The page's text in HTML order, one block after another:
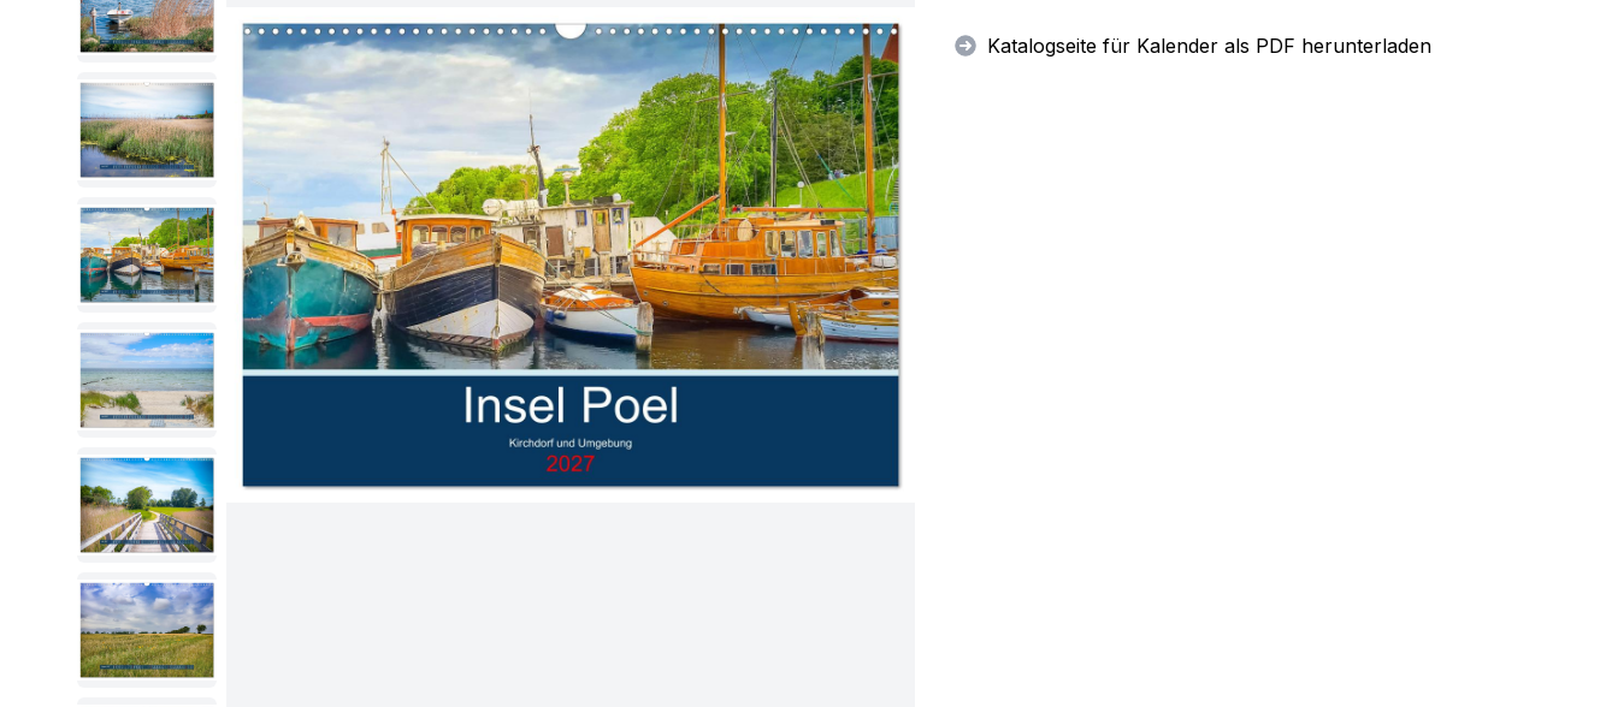
Katalogseite für Kalender als PDF herunterladen